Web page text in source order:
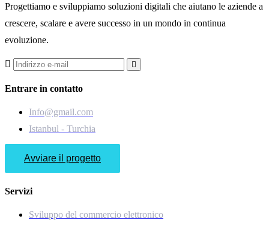
Progettiamo e sviluppiamo soluzioni digitali che aiutano le aziende a
crescere, scalare e avere successo in un mondo in continua
evoluzione.
Entrare in contatto
Info@gmail.com
Istanbul - Turchia
Avviare il progetto
Servizi
Sviluppo del commercio elettronico